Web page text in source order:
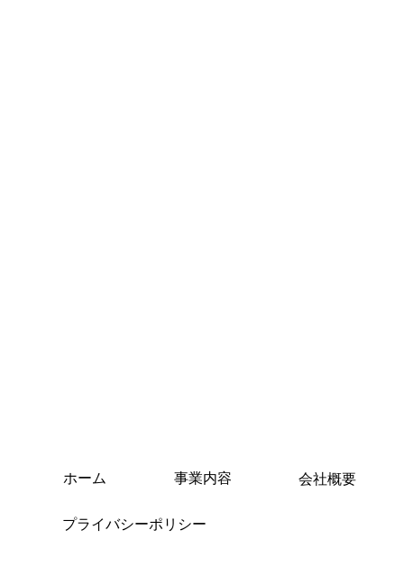
事業内容 会社概要
ホーム
プライバシーポリシー